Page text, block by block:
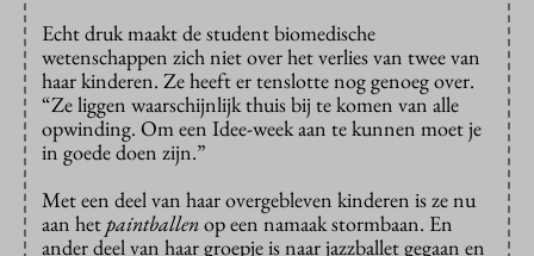
Echt druk maakt de student biomedische
wetenschappen zich niet over het verlies van twee van
haar kinderen. Ze heeft er tenslotte nog genoeg over.
“Ze liggen waarschijnlijk thuis bij te komen van alle
opwinding. Om een Idee-week aan te kunnen moet je
in goede doen zijn.”
Met een deel van haar overgebleven kinderen is ze nu
aan hetpaintballenop een namaak stormbaan. En
ander deel van haar groepje is naar jazzballet gegaan en